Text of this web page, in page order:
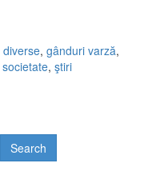
diverse, gânduri varză,
societate, ştiri